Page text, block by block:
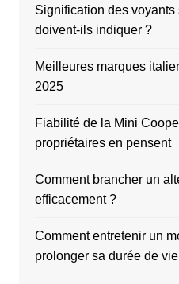
Signification des voyants
doivent-ils indiquer ?
Meilleures marques
2025
Fiabilité de la Mini
propriétaires en pensent
Comment brancher un
efficacement ?
Comment entretenir un
prolonger sa durée de